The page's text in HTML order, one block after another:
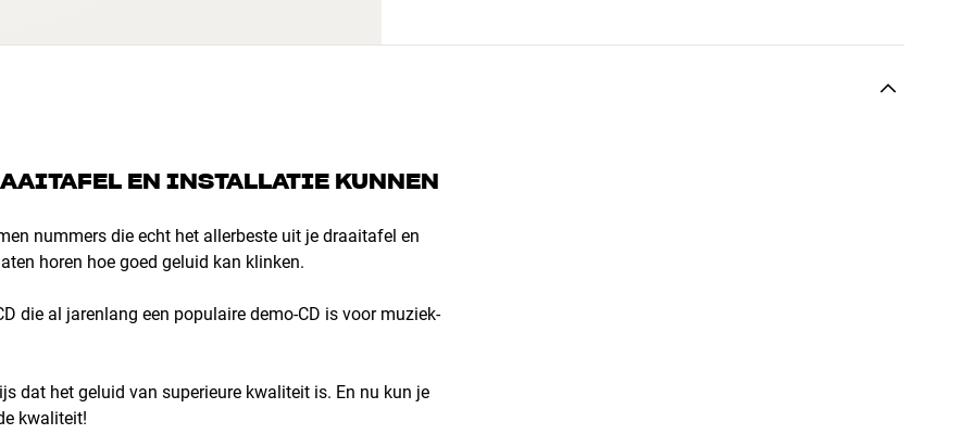
EN INSTALLATIE KUNNEN
nummers die echt het allerbeste uit je draaitafel en
horen hoe goed geluid kan klinken.
die al jarenlang een populaire demo-CD is voor muziek-
dat het geluid van superieure kwaliteit is. En nu kun je
kwaliteit!